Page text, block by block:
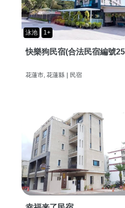
泳池 1+
快樂狗民宿(合法民宿編號
花蓮市, 花蓮縣 | 民宿